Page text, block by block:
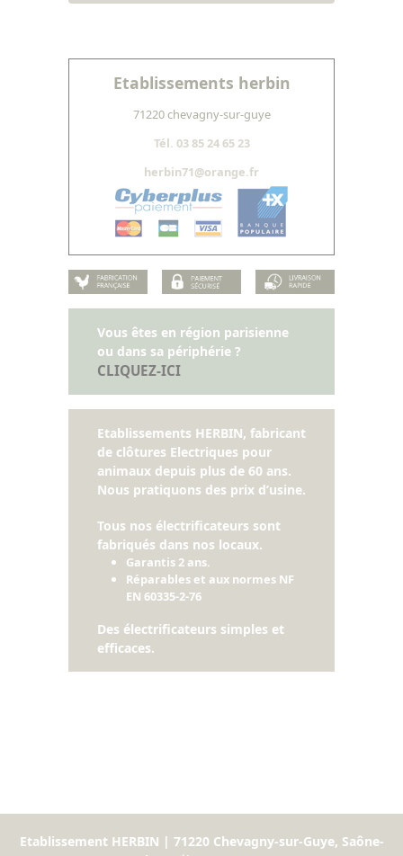
Etablissements herbin
71220 chevagny-sur-guye
Tél. 03 85 24 65 23
herbin71@orange.fr
Vous êtes en région parisienne
ou dans sa périphérie ?
CLIQUEZ-ICI
Etablissements HERBIN, fabricant
de clôtures Electriques pour
animaux depuis plus de 60 ans.
Nous pratiquons des prix d’usine.
Tous nos électrificateurs sont
fabriqués dans nos locaux.
Garantis 2 ans.
Réparables et aux normes NF
EN 60335-2-76
Des électrificateurs simples et
efficaces.
Etablissement HERBIN | 71220 Chevagny-sur-Guye, Saône-